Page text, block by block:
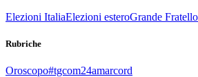
Elezioni ItaliaElezioni esteroGrande Fratello
Rubriche
Oroscopo#tgcom24amarcord